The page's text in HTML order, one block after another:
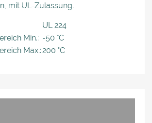
mit UL-Zulassung.
UL 224
Min.: -50 °C
Max.:200 °C